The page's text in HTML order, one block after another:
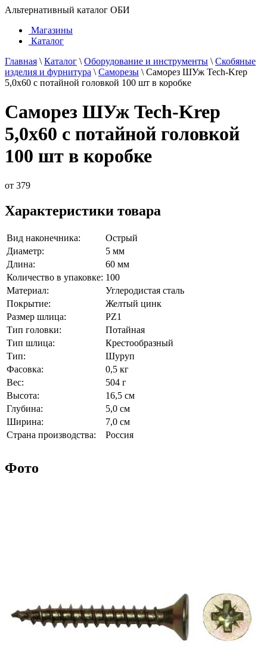
Альтернативный каталог ОБИ
Магазины
Каталог
Главная \ Каталог \ Оборудование и инструменты \ Скобяные
изделия и фурнитура \ Саморезы \ Саморез ШУж Tech-Krep
5,0х60 с потайной головкой 100 шт в коробке
Саморез ШУж Tech-Krep
5,0х60 с потайной головкой
100 шт в коробке
от 379
Характеристики товара
Вид наконечника:
Острый
Диаметр:
5 мм
Длина:
60 мм
Количество в упаковке: 100
Материал:
Углеродистая сталь
Покрытие:
Желтый цинк
Размер шлица:
PZ1
Тип головки:
Потайная
Тип шлица:
Крестообразный
Тип:
Шуруп
Фасовка:
0,5 кг
Вес:
504 г
Высота:
16,5 см
Глубина:
5,0 см
Ширина:
7,0 см
Страна производства:
Россия
Фото